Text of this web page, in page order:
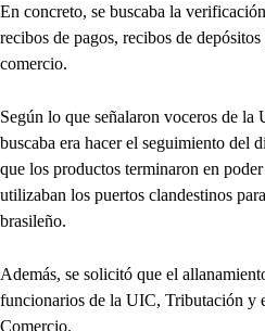
En concreto, se buscaba la
recibos de pagos, recibos de
comercio.
Según lo que señalaron voceros de
buscaba era hacer el seguimiento del
que los productos terminaron en
utilizaban los puertos clandestinos
brasileño.
Además, se solicitó que el
funcionarios de la UIC, Tributación y
Comercio.